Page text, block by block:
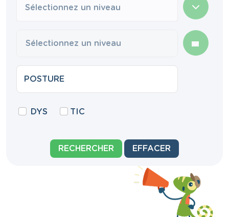
Sélectionnez un niveau
DYS TIC
RECHERCHER EFFACER